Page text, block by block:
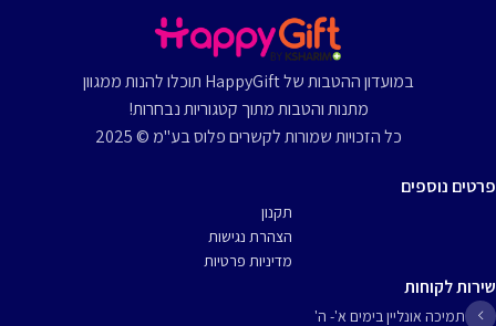
במועדון ההטבות של HappyGift תוכלו להנות ממגוון
מתנות והטבות מתוך קטגוריות נבחרות!
כל הזכויות שמורות לקשרים פלוס בע"מ © 2025
פרטים נוספים
תקנון
הצהרת נגישות
מדיניות פרטיות
שירות לקוחות
תמיכה אונליין בימים א'- ה'